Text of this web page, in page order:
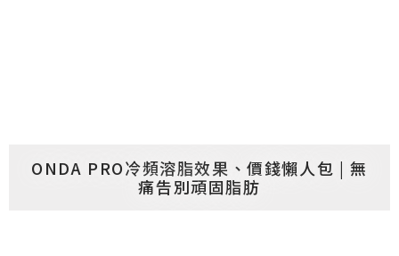
ONDA PRO冷頻溶脂效果、價錢懶人包 | 無
痛告別頑固脂肪